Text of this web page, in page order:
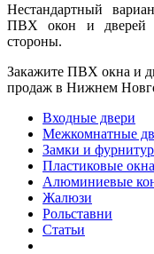
Нестандартный
ПВХ окон и дверей
стороны.
Закажите ПВХ окна и
продаж в Нижнем
Входные двери
Межкомнатные
Замки и
Пластиковые окна
Алюминиевые
Жалюзи
Рольставни
Статьи